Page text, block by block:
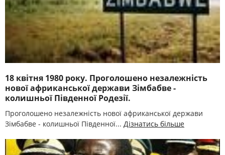
18 квітня 1980 року. Проголошено незалежність
нової африканської держави Зімбабве -
колишньої Південної Родезії.
Проголошено незалежність нової африканської держави
Зімбабве - колишньої Південної... Дізнатись більше